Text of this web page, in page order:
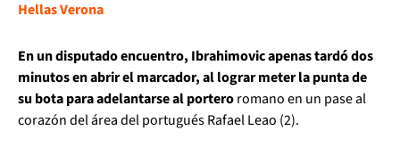
Hellas Verona
En un disputado encuentro, Ibrahimovic apenas tardó dos
minutos en abrir el marcador, al lograr meter la punta de
su bota para adelantarse al porteroromano en un pase al
corazón del área del portugués Rafael Leao (2).